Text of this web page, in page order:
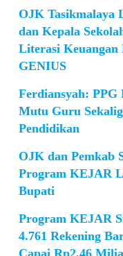
OJK Tasikmalaya
dan Kepala
Literasi Keuangan
GENIUS
Ferdiansyah:
Mutu Guru
Pendidikan
OJK dan Pemkab
Program KEJAR
Bupati
Program KEJAR
4.761 Rekening
Capai Rp2,46